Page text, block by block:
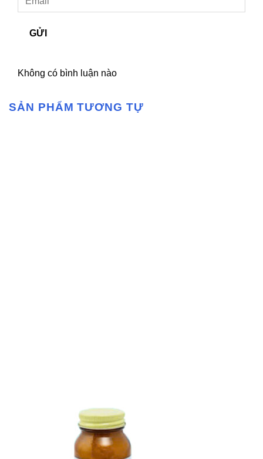
GỬI
Không có bình luận nào
SẢN PHẨM TƯƠNG TỰ